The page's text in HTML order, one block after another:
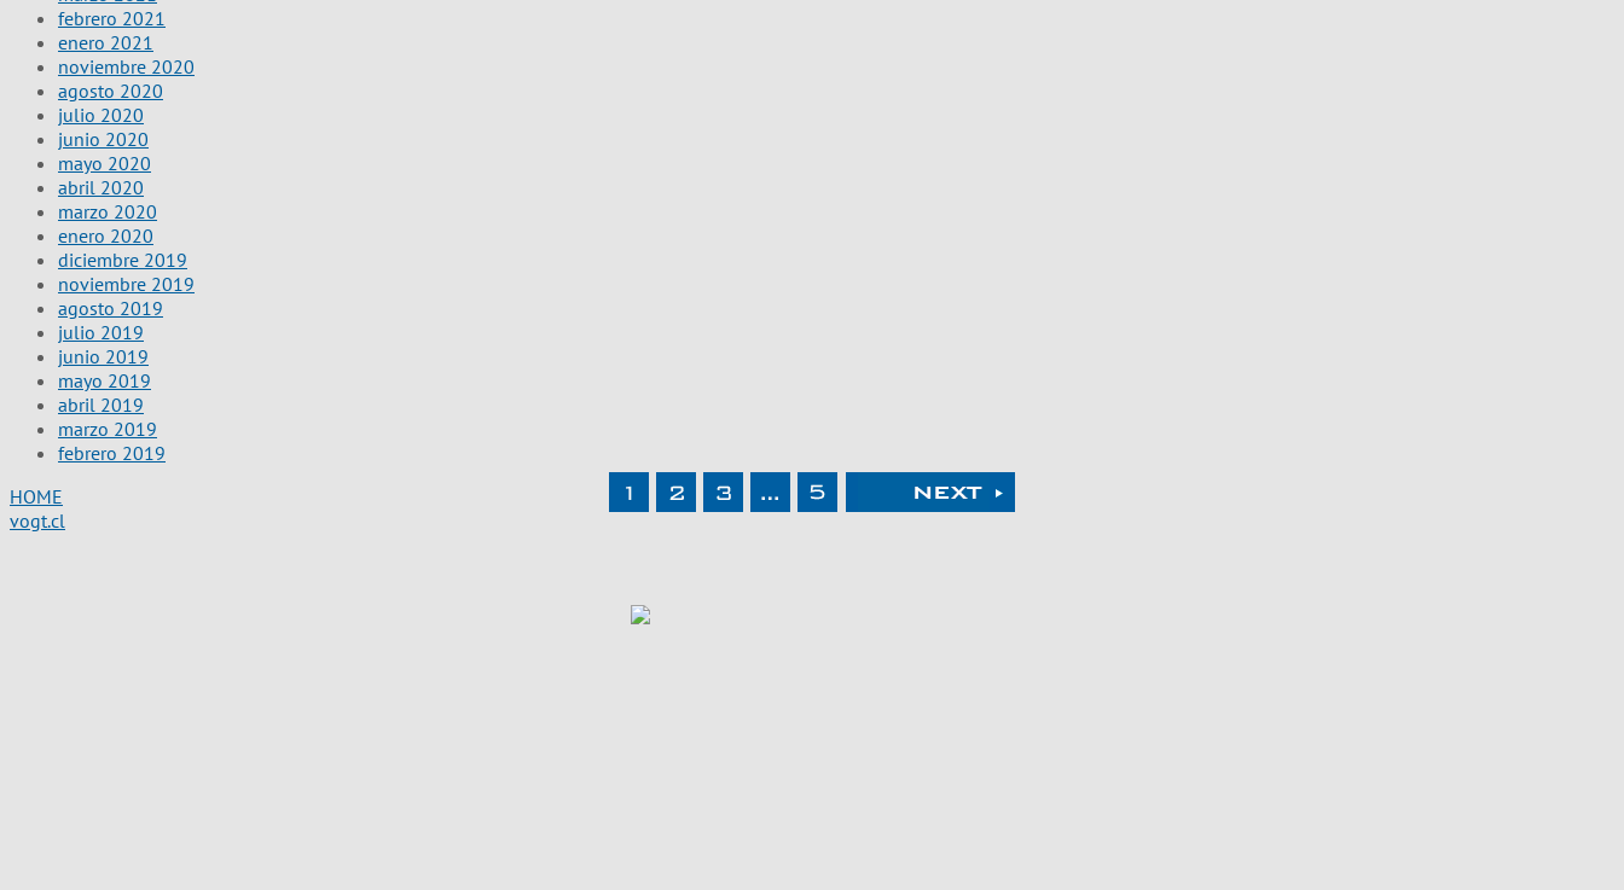
febrero 2021
enero 2021
noviembre 2020
agosto 2020
julio 2020
junio 2020
mayo 2020
abril 2020
marzo 2020
enero 2020
diciembre 2019
noviembre 2019
agosto 2019
julio 2019
junio 2019
mayo 2019
abril 2019
marzo 2019
febrero 2019
HOME
vogt.cl